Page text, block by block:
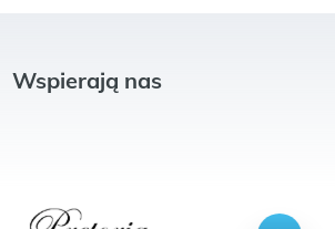
Wspierają nas